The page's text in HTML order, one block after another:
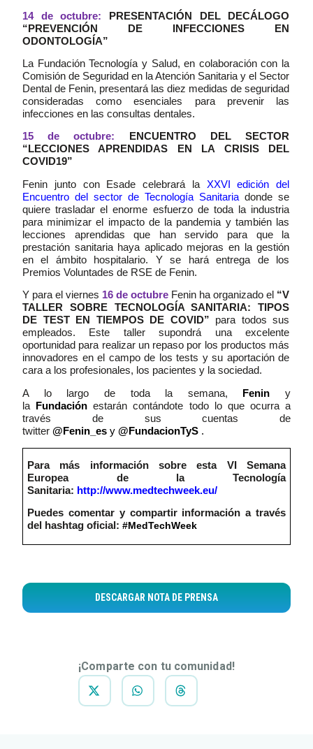
14 de octubre:
PRESENTACIÓN DEL DECÁLOGO
“PREVENCIÓN DE INFECCIONES EN
ODONTOLOGÍA”
La Fundación Tecnología y Salud, en colaboración con la
Comisión de Seguridad en la Atención Sanitaria y el Sector
Dental de Fenin, presentará las diez medidas de seguridad
consideradas como esenciales para prevenir las
infecciones en las consultas dentales.
15 de octubre:
ENCUENTRO DEL SECTOR
“LECCIONES APRENDIDAS EN LA CRISIS DEL
COVID19”
Fenin junto con Esade celebrará la XXVI edición del
Encuentro del sector de Tecnología Sanitaria donde se
quiere trasladar el enorme esfuerzo de toda la industria
para minimizar el impacto de la pandemia y también las
lecciones aprendidas que han servido para que la
prestación sanitaria haya aplicado mejoras en la gestión
en el ámbito hospitalario. Y se hará entrega de los
Premios Voluntades de RSE de Fenin.
Y para el viernes 16 de octubre Fenin ha organizado el “V
TALLER SOBRE TECNOLOGÍA SANITARIA: TIPOS
DE TEST EN TIEMPOS DE COVID” para todos sus
empleados. Este taller supondrá una excelente
oportunidad para realizar un repaso por los productos más
innovadores en el campo de los tests y su aportación de
cara a los profesionales, los pacientes y la sociedad.
A lo largo de toda la semana, Fenin y
la
Fundación estarán contándote todo lo que ocurra a
través de sus cuentas de
twitter @Fenin_es y @FundacionTyS .
Para más información sobre esta VI Semana
Europea de la Tecnología
Sanitaria: http://www.medtechweek.eu/
Puedes comentar y compartir información a través
del hashtag oficial: #MedTechWeek
DESCARGAR NOTA DE PRENSA
¡Comparte con tu comunidad!